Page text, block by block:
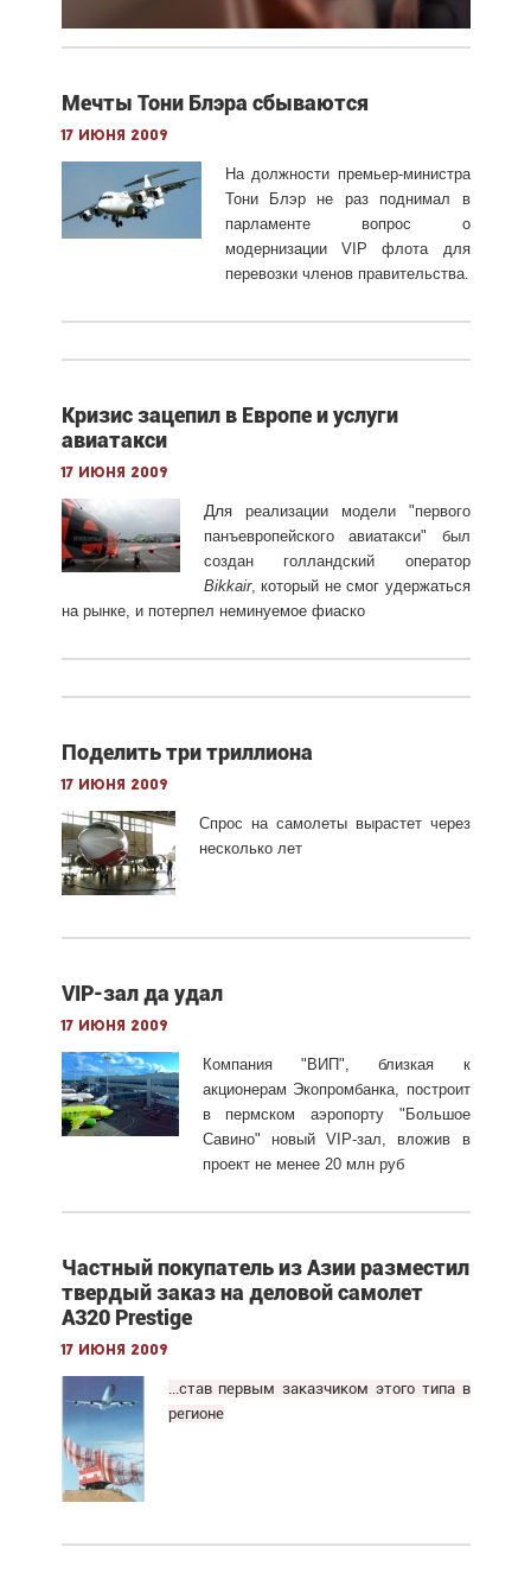
Мечты Тони Блэра сбываются
17 июня 2009
На должности премьер-министра
Тони Блэр не раз поднимал в
парламенте вопрос о
модернизации VIP флота для
перевозки членов правительства.
Кризис зацепил в Европе и услуги
авиатакси
17 июня 2009
Для реализации модели "первого
панъевропейского авиатакси" был
создан голландский оператор
Bikkair, который не смог удержаться
на рынке, и потерпел неминуемое фиаско
Поделить три триллиона
17 июня 2009
Спрос на самолеты вырастет через
несколько лет
VIP-зал да удал
17 июня 2009
Компания "ВИП", близкая к
акционерам Экопромбанка, построит
в пермском аэропорту "Большое
Савино" новый VIP-зал, вложив в
проект не менее 20 млн руб
Частный покупатель из Азии разместил
твердый заказ на деловой самолет
A320 Prestige
17 июня 2009
...став первым заказчиком этого типа в
регионе